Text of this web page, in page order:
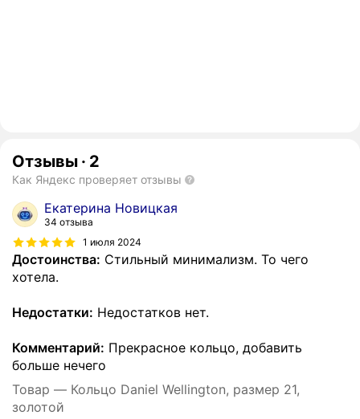
Отзывы · 2
Как Яндекс проверяет отзывы
Екатерина Новицкая
34 отзыва
1 июля 2024
Достоинства: Стильный минимализм. То чего
хотела.
Недостатки: Недостатков нет.
Комментарий: Прекрасное кольцо, добавить
больше нечего
Товар — Кольцо Daniel Wellington, размер 21,
золотой